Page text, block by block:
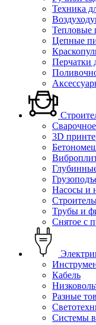
Техника
Тепловые
Цепные
Перчатки
3D
Насосы и
Трубы и
Снятое с
Кабель
Разные
Системы